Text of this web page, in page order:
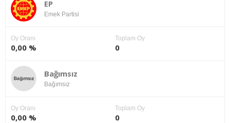
EP
Emek Partisi
Oy Oranı
0,00 %
Toplam Oy
0
Bağımsız
Bağımsız
Oy Oranı
0,00 %
Toplam Oy
0